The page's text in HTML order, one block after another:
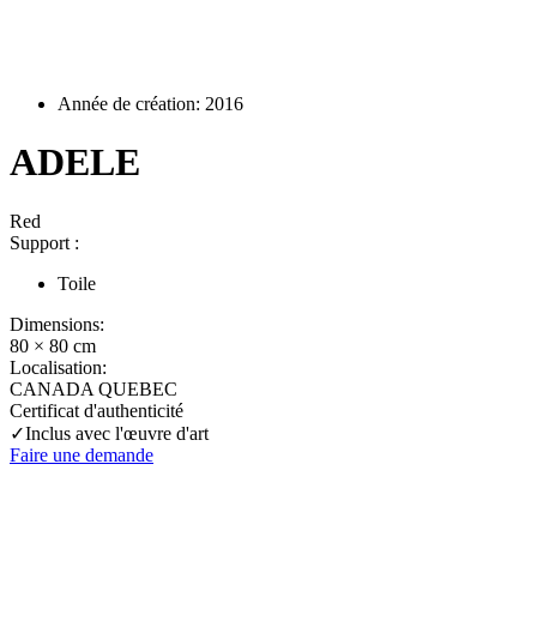
Année de création: 2016
ADELE
Red
Support :
Toile
Dimensions:
80 × 80 cm
Localisation:
CANADA QUEBEC
Certificat d'authenticité
✓Inclus avec l'œuvre d'art
Faire une demande